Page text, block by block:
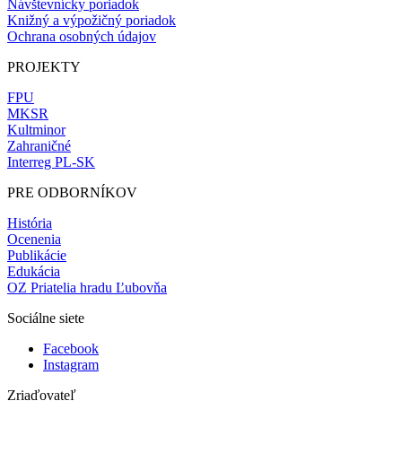
Návštevnícky poriadok
Knižný a výpožičný poriadok
Ochrana osobných údajov
PROJEKTY
FPU
MKSR
Kultminor
Zahraničné
Interreg PL-SK
PRE ODBORNÍKOV
História
Ocenenia
Publikácie
Edukácia
OZ Priatelia hradu Ľubovňa
Sociálne siete
Facebook
Instagram
Zriaďovateľ